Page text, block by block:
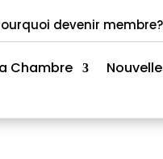
devenir membre?
Chambre